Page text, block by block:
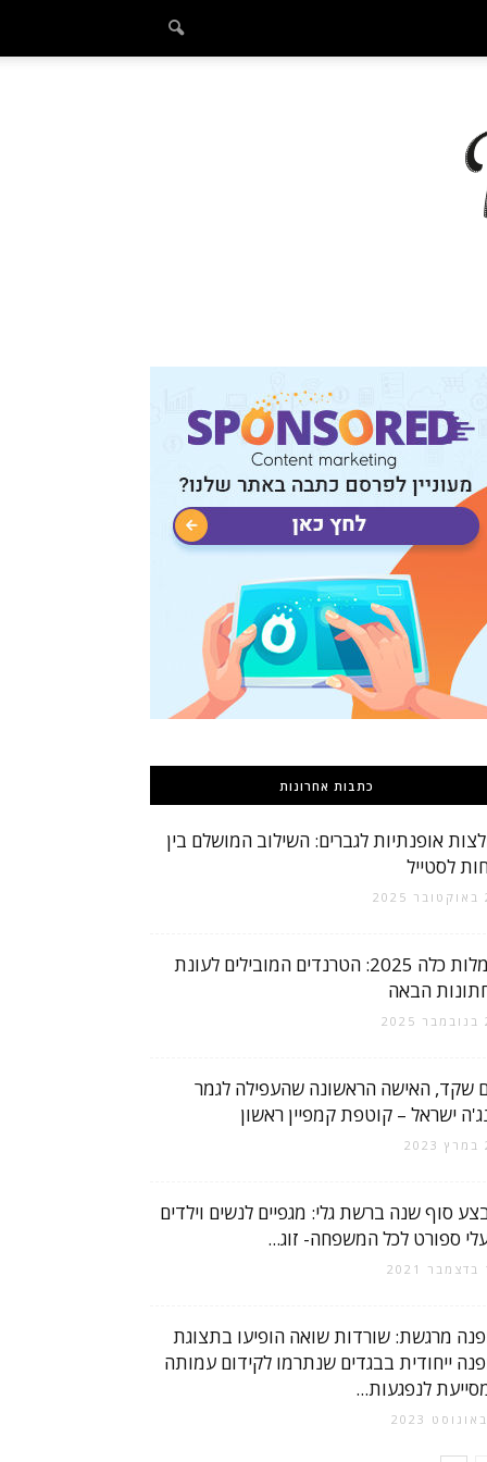
כתבות אחרונות
אופנתיות לגברים: השילוב המושלם בין
לסטייל
שמלות כלה 2025: הטרנדים המובילים לעונת
הבאה
שקד, האישה הראשונה שהעפילה לגמר
ישראל – קוטפת קמפיין ראשון
סוף שנה ברשת גלי: מגפיים לנשים וילדים
ספורט לכל המשפחה- זוג...
מרגשת: שורדות שואה הופיעו בתצוגת
ייחודית בבגדים שנתרמו לקידום עמותה
לנפגעות...